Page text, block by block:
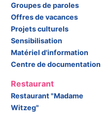
Groupes de paroles
Offres de vacances
Projets culturels
Sensibilisation
Matériel d'information
Centre de documentation
Restaurant
Restaurant "Madame
Witzeg"